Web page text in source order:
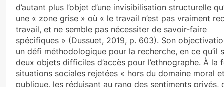
d’autant plus l’objet d’une invisibilisation structurelle
une « zone grise » où « le travail n’est pas vraiment
travail, et ne semble pas nécessiter de savoir-faire
spécifiques » (Dussuet, 2019, p. 603). Son
un défi méthodologique pour la recherche, en ce qu’il
deux objets difficiles d’accès pour l’ethnographe. À la
situations sociales rejetées « hors du domaine moral
publique, les réduisant au rang des sentiments privés,